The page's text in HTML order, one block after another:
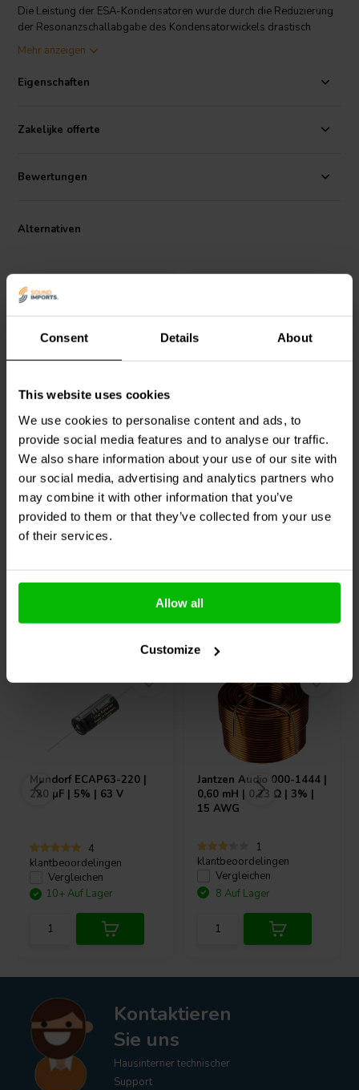
Consent Details About
This website uses cookies
We use cookies to personalise content and ads, to
provide social media features and to analyse our traffic.
We also share information about your use of our site with
our social media, advertising and analytics partners who
may combine it with other information that you’ve
provided to them or that they’ve collected from your use
of their services.
Allow all
Customize
Die Leistung der ESA-Kondensatoren wurde durch die Reduzierung
der Resonanzschallabgabe des Kondensatorwickels drastisch
verbessert. Dies wird durch eine sorgfältige Auswahl der
hochwertigsten Polypropylen-Folie in Kombination mit einer dicken
Reinaluminium-Metallisierung und einer strengen Kontrolle der
kritischen Produktionsprozesse ermöglicht. Die resultierende ESA-
sowohl bei 250VDC als auch bei 630VDC. Eine garantierte Toleranz
von 3 % gewährleistet die Konsistenz von Komponente zu
Reproduzierbarkeit über Produktionsläufe hinweg.
Wie bei allen ClarityCap-Produkten sind Band- und Harzfarben
Mehr anzeigen
Eigenschaften
Zakelijke offerte
Bewertungen
Alternativen
ClarityCapESA | 0,68 µF |
2
klantbeoordelingen
Vergleichen
10+ Auf Lager
1
klantbeoordelingen
Vergleichen
10+ Auf Lager
Mundorf ECAP63-220 |
220 µF | 5% | 63 V
4
klantbeoordelingen
Vergleichen
10+ Auf Lager
Jantzen Audio 000-1444 |
0,60 mH | 0,23 Ω | 3% |
15 AWG
1
klantbeoordelingen
Vergleichen
8 Auf Lager
Kontaktieren
Sie uns
Hausinterner technischer
Support